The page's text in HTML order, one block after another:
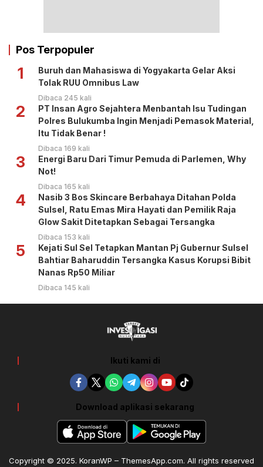
Pos Terpopuler
1
Buruh dan Mahasiswa di Yogyakarta Gelar Aksi
Tolak RUU Omnibus Law
Dibaca 245 kali
2
PT Insan Agro Sejahtera Menbantah Isu Tudingan
Polres Bulukumba Ingin Menjadi Pemasok Material,
Itu Tidak Benar !
Dibaca 169 kali
3
Energi Baru Dari Timur Pemuda di Parlemen, Why
Not!
Dibaca 165 kali
4
Nasib 3 Bos Skincare Berbahaya Ditahan Polda
Sulsel, Ratu Emas Mira Hayati dan Pemilik Raja
Glow Sakit Ditetapkan Sebagai Tersangka
Dibaca 153 kali
5
Kejati Sul Sel Tetapkan Mantan Pj Gubernur Sulsel
Bahtiar Baharuddin Tersangka Kasus Korupsi Bibit
Nanas Rp50 Miliar
Dibaca 145 kali
Ikuti kami di
Download aplikasi sekarang
Copyright © 2025. KoranWP – ThemesApp.com. All rights reserved